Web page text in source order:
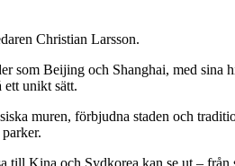
Christian Larsson.
som Beijing och Shanghai, med sina
ett unikt sätt.
muren, förbjudna staden och